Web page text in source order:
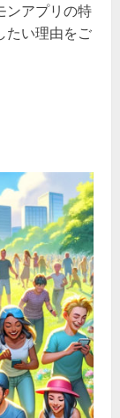
ンアプリの特
たい理由をご